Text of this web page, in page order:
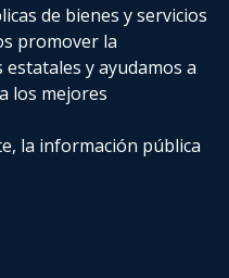
de bienes y servicios
promover la
estatalesy ayudamos a
los mejores
la información pública